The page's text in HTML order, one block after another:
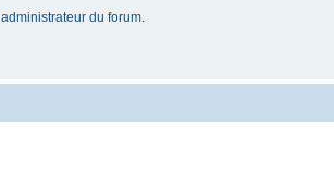
administrateur du forum